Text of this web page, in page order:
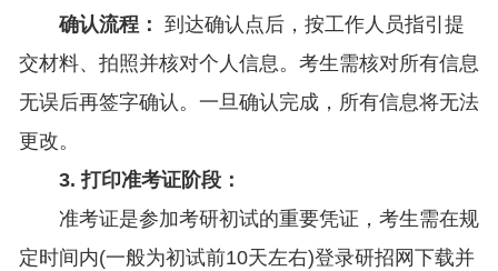
确认流程： 到达确认点后，按工作人员指引提
交材料、拍照并核对个人信息。考生需核对所有信息
无误后再签字确认。一旦确认完成，所有信息将无法
更改。
3. 打印准考证阶段：
准考证是参加考研初试的重要凭证，考生需在规
定时间内(一般为初试前10天左右)登录研招网下载并